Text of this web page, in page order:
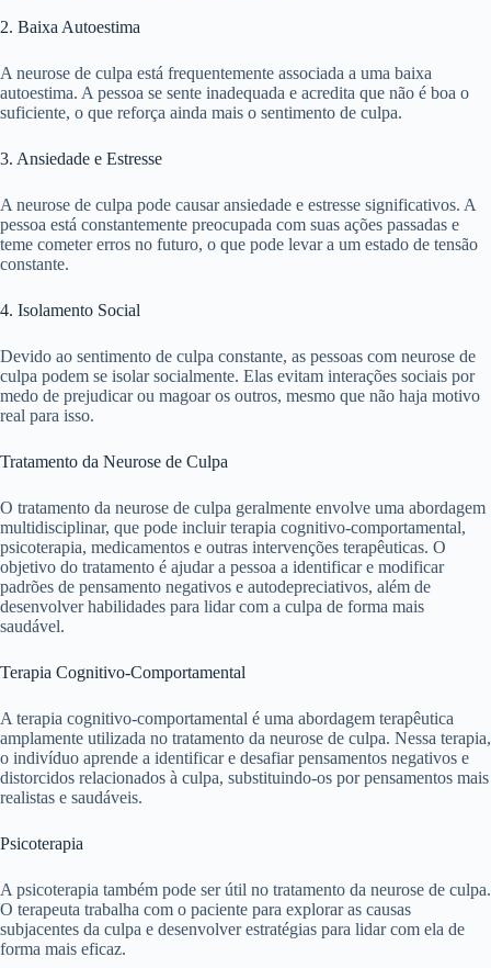
2. Baixa Autoestima
A neurose de culpa está frequentemente associada a uma baixa
autoestima. A pessoa se sente inadequada e acredita que não é boa o
suficiente, o que reforça ainda mais o sentimento de culpa.
3. Ansiedade e Estresse
A neurose de culpa pode causar ansiedade e estresse significativos. A
pessoa está constantemente preocupada com suas ações passadas e
teme cometer erros no futuro, o que pode levar a um estado de tensão
constante.
4. Isolamento Social
Devido ao sentimento de culpa constante, as pessoas com neurose de
culpa podem se isolar socialmente. Elas evitam interações sociais por
medo de prejudicar ou magoar os outros, mesmo que não haja motivo
real para isso.
Tratamento da Neurose de Culpa
O tratamento da neurose de culpa geralmente envolve uma abordagem
multidisciplinar, que pode incluir terapia cognitivo-comportamental,
psicoterapia, medicamentos e outras intervenções terapêuticas. O
objetivo do tratamento é ajudar a pessoa a identificar e modificar
padrões de pensamento negativos e autodepreciativos, além de
desenvolver habilidades para lidar com a culpa de forma mais
saudável.
Terapia Cognitivo-Comportamental
A terapia cognitivo-comportamental é uma abordagem terapêutica
amplamente utilizada no tratamento da neurose de culpa. Nessa terapia,
o indivíduo aprende a identificar e desafiar pensamentos negativos e
distorcidos relacionados à culpa, substituindo-os por pensamentos mais
realistas e saudáveis.
Psicoterapia
A psicoterapia também pode ser útil no tratamento da neurose de culpa.
O terapeuta trabalha com o paciente para explorar as causas
subjacentes da culpa e desenvolver estratégias para lidar com ela de
forma mais eficaz.